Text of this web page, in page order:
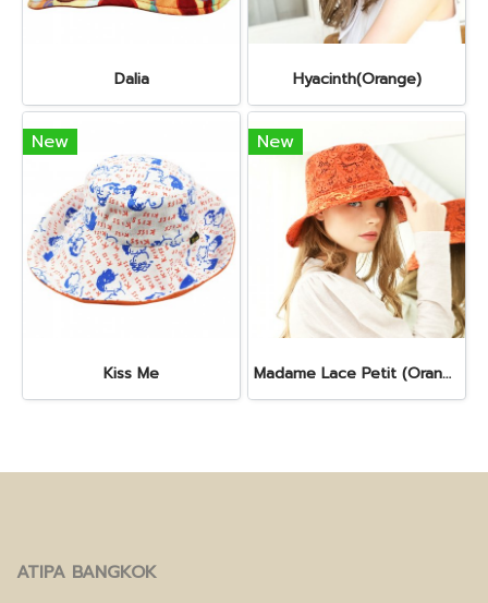
Dalia Hyacinth(Orange)
New
Kiss Me
New
Madame Lace Petit (Orange)
ATIPA BANGKOK